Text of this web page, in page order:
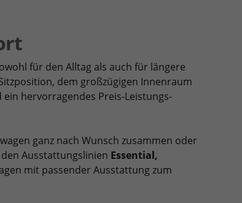
für den Alltag als auch für längere
dem großzügigen Innenraum
hervorragendes Preis-Leistungs-
ganz nach Wunsch zusammen oder
Ausstattungslinien Essential,
mit passender Ausstattung zum